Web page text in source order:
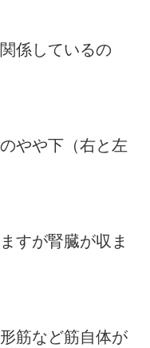
係しているの
やや下（右と左
すが腎臓が収ま
筋など筋自体が